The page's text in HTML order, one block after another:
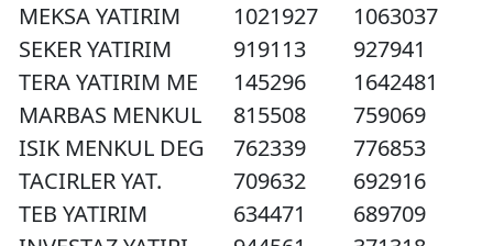
MEKSA YATIRIM
1021927
1063037
SEKER YATIRIM
919113
927941
TERA YATIRIM ME
145296
1642481
MARBAS MENKUL
815508
759069
ISIK MENKUL DEG
762339
776853
TACIRLER YAT.
709632
692916
TEB YATIRIM
634471
689709